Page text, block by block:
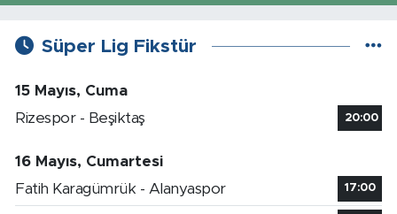
Süper Lig Fikstür
15 Mayıs, Cuma
Rizespor - Beşiktaş
20:00
16 Mayıs, Cumartesi
Fatih Karagümrük - Alanyaspor
17:00